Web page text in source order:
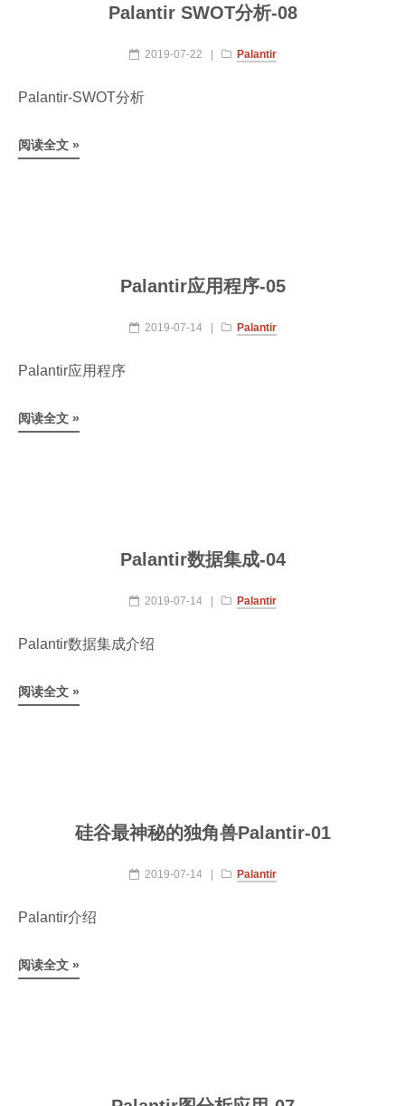
Palantir SWOT分析-08
2019-07-22 Palantir
Palantir-SWOT分析
阅读全文 »
Palantir应用程序-05
2019-07-14 Palantir
Palantir应用程序
阅读全文 »
Palantir数据集成-04
2019-07-14 Palantir
Palantir数据集成介绍
阅读全文 »
硅谷最神秘的独角兽Palantir-01
2019-07-14 Palantir
Palantir介绍
阅读全文 »